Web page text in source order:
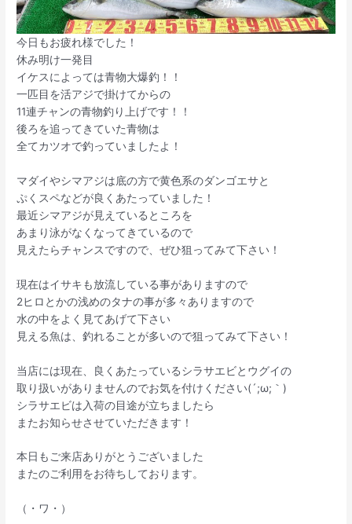
今日もお疲れ様でした！
休み明け一発目
イケスによっては青物大爆釣！！
一匹目を活アジで掛けてからの
11連チャンの青物釣り上げです！！
後ろを追ってきていた青物は
全てカツオで釣っていましたよ！
マダイやシマアジは底の方で黄色系のダンゴエサと
ぷくスペなどが良くあたっていました！
最近シマアジが見えているところを
あまり泳がなくなってきているので
見えたらチャンスですので、ぜひ狙ってみて下さい！
現在はイサキも放流している事がありますので
2ヒロとかの浅めのタナの事が多々ありますので
水の中をよく見てあげて下さい
見える魚は、釣れることが多いので狙ってみて下さい！
当店には現在、良くあたっているシラサエビとウグイの
取り扱いがありませんのでお気を付けください(´;ω;｀)
シラサエビは入荷の目途が立ちましたら
またお知らせさせていただきます！
本日もご来店ありがとうございました
またのご利用をお待ちしております。
（・ワ・）